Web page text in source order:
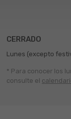
CERRADO
Lunes (excepto
* Para conocer los
consulte el